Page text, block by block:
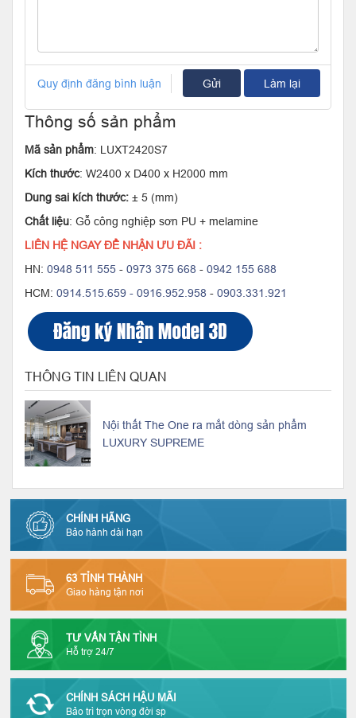
Quy định đăng bình luận Gửi Làm lại
Thông số sản phẩm
Mã sản phẩm: LUXT2420S7
Kích thước: W2400 x D400 x H2000 mm
Dung sai kích thước: ± 5 (mm)
Chất liệu: Gỗ công nghiệp sơn PU + melamine
LIÊN HỆ NGAY ĐỂ NHẬN ƯU ĐÃI :
HN: 0948 511 555 - 0973 375 668 - 0942 155 688
HCM: 0914.515.659 - 0916.952.958 - 0903.331.921
THÔNG TIN LIÊN QUAN
Nội thất The One ra mắt dòng sản phẩm
LUXURY SUPREME
CHÍNH HÃNG
Bảo hành dài hạn
63 TỈNH THÀNH
Giao hàng tận nơi
TƯ VẤN TẬN TÌNH
Hỗ trợ 24/7
CHÍNH SÁCH HẬU MÃI
Bảo trì trọn vòng đời sp